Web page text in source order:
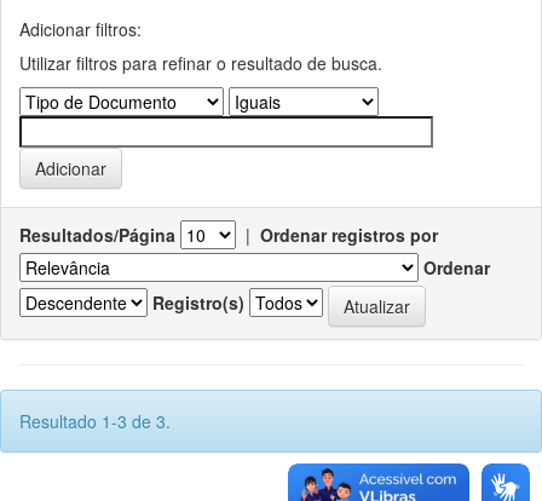
Adicionar filtros:
Utilizar filtros para refinar o resultado de busca.
Resultados/Página | Ordenar registros por
Ordenar
Registro(s)
Resultado 1-3 de 3.